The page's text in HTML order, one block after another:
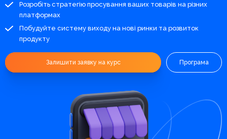
Розробіть стратегію просування ваших товарів на різних
платформах
Побудуйте систему виходу на нові ринки та розвиток
продукту
Залишити заявку на курс Програма